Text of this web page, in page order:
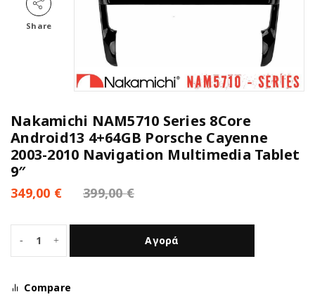
Share
Nakamichi NAM5710 Series 8Core
Android13 4+64GB Porsche Cayenne
2003-2010 Navigation Multimedia Tablet
9″
399,00€
349,00 €
Αγορά
Compare